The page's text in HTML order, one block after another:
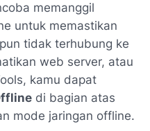
memanggil
untuk memastikan
tidak terhubung ke
web server, atau
kamu dapat
di bagian atas
mode jaringan offline.